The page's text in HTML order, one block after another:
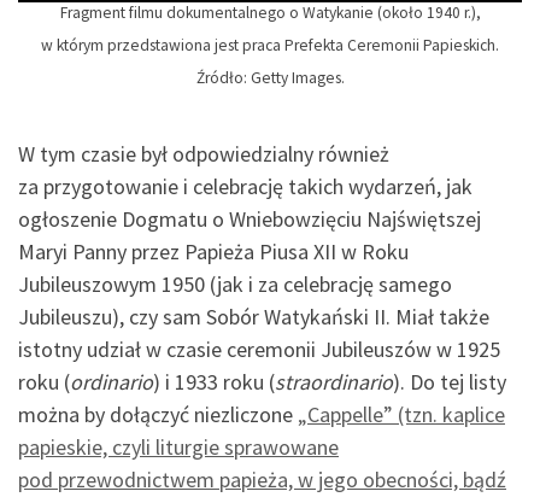
Fragment filmu dokumentalnego o Watykanie (około 1940 r.),
w którym przedstawiona jest praca Prefekta Ceremonii Papieskich.
Źródło: Getty Images.
W tym czasie był odpowiedzialny również
za przygotowanie i celebrację takich wydarzeń, jak
ogłoszenie Dogmatu o Wniebowzięciu Najświętszej
Maryi Panny przez Papieża Piusa XII w Roku
Jubileuszowym 1950 (jak i za celebrację samego
Jubileuszu), czy sam Sobór Watykański II. Miał także
istotny udział w czasie ceremonii Jubileuszów w 1925
roku (ordinario) i 1933 roku (straordinario). Do tej listy
można by dołączyć niezliczone „Cappelle” (tzn. kaplice
papieskie, czyli liturgie sprawowane
pod przewodnictwem papieża, w jego obecności, bądź